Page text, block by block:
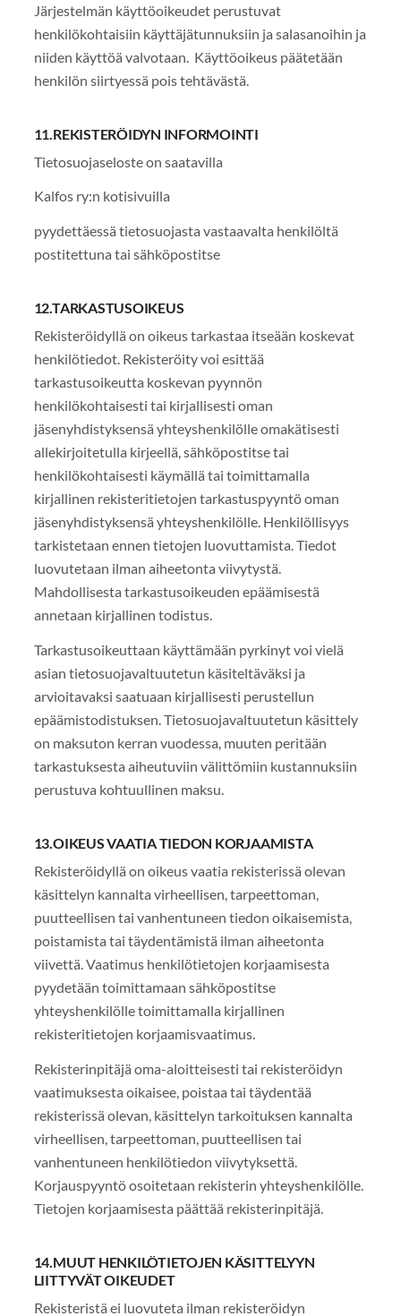
Järjestelmän käyttöoikeudet perustuvat
henkilökohtaisiin käyttäjätunnuksiin ja salasanoihin ja
niiden käyttöä valvotaan. Käyttöoikeus päätetään
henkilön siirtyessä pois tehtävästä.
11.REKISTERÖIDYN INFORMOINTI
Tietosuojaseloste on saatavilla
Kalfos ry:n kotisivuilla
pyydettäessä tietosuojasta vastaavalta henkilöltä
postitettuna tai sähköpostitse
12.TARKASTUSOIKEUS
Rekisteröidyllä on oikeus tarkastaa itseään koskevat
henkilötiedot. Rekisteröity voi esittää
tarkastusoikeutta koskevan pyynnön
henkilökohtaisesti tai kirjallisesti oman
jäsenyhdistyksensä yhteyshenkilölle omakätisesti
allekirjoitetulla kirjeellä, sähköpostitse tai
henkilökohtaisesti käymällä tai toimittamalla
kirjallinen rekisteritietojen tarkastuspyyntö oman
jäsenyhdistyksensä yhteyshenkilölle. Henkilöllisyys
tarkistetaan ennen tietojen luovuttamista. Tiedot
luovutetaan ilman aiheetonta viivytystä.
Mahdollisesta tarkastusoikeuden epäämisestä
annetaan kirjallinen todistus.
Tarkastusoikeuttaan käyttämään pyrkinyt voi vielä
asian tietosuojavaltuutetun käsiteltäväksi ja
arvioitavaksi saatuaan kirjallisesti perustellun
epäämistodistuksen. Tietosuojavaltuutetun käsittely
on maksuton kerran vuodessa, muuten peritään
tarkastuksesta aiheutuviin välittömiin kustannuksiin
perustuva kohtuullinen maksu.
13.OIKEUS VAATIA TIEDON KORJAAMISTA
Rekisteröidyllä on oikeus vaatia rekisterissä olevan
käsittelyn kannalta virheellisen, tarpeettoman,
puutteellisen tai vanhentuneen tiedon oikaisemista,
poistamista tai täydentämistä ilman aiheetonta
viivettä. Vaatimus henkilötietojen korjaamisesta
pyydetään toimittamaan sähköpostitse
yhteyshenkilölle toimittamalla kirjallinen
rekisteritietojen korjaamisvaatimus.
Rekisterinpitäjä oma-aloitteisesti tai rekisteröidyn
vaatimuksesta oikaisee, poistaa tai täydentää
rekisterissä olevan, käsittelyn tarkoituksen kannalta
virheellisen, tarpeettoman, puutteellisen tai
vanhentuneen henkilötiedon viivytyksettä.
Korjauspyyntö osoitetaan rekisterin yhteyshenkilölle.
Tietojen korjaamisesta päättää rekisterinpitäjä.
14.MUUT HENKILÖTIETOJEN KÄSITTELYYN
LIITTYVÄT OIKEUDET
Rekisteristä ei luovuteta ilman rekisteröidyn